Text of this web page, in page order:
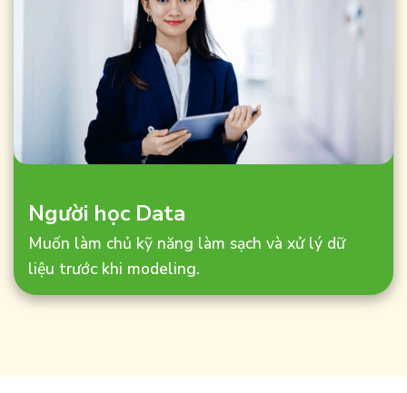
Người học Data
Muốn làm chủ kỹ năng làm sạch và xử lý dữ
liệu trước khi modeling.